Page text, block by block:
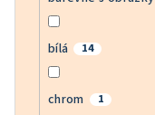
bílá 14
chrom 1